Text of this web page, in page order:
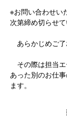
※お問い合わせい
次第締め切らせて
あらかじめご了
その際は担当
あった別のお仕
ます。